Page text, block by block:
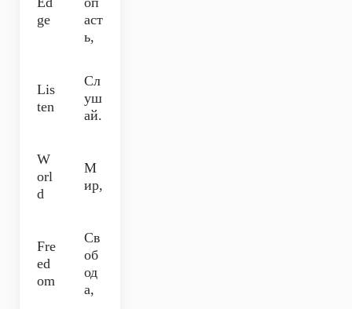
ge
аст
ь,
Lis
ten
Сл
уш
ай.
W
orl
d
М
ир,
Fre
ed
om
Св
об
од
а,